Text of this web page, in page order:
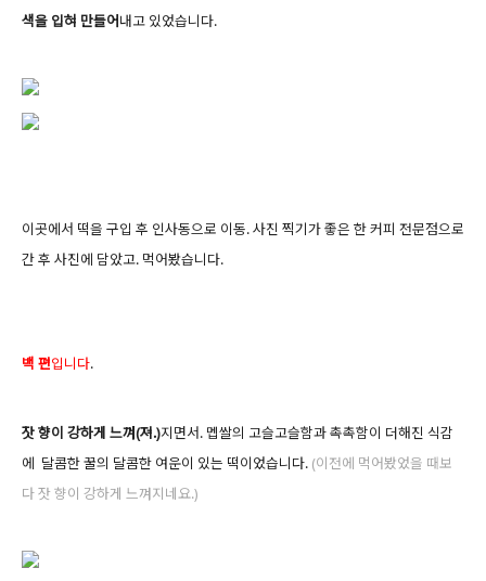
색을 입혀 만들어내고 있었습니다.
이곳에서 떡을 구입 후 인사동으로 이동. 사진 찍기가 좋은 한 커피 전문점으로
간 후 사진에 담았고. 먹어봤습니다.
백 편입니다.
잣 향이 강하게 느껴(져.)지면서. 멥쌀의 고슬고슬함과 촉촉함이 더해진 식감
에 달콤한 꿀의 달콤한 여운이 있는 떡이었습니다. (이전에 먹어봤었을 때보
다 잣 향이 강하게 느껴지네요.)